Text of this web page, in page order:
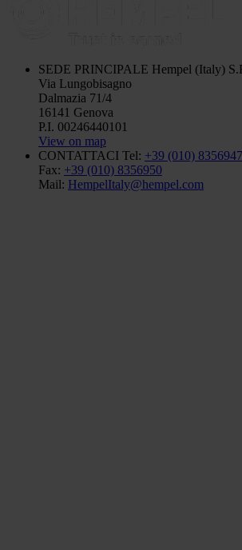
SEDE PRINCIPALE Hempel (Italy)
Via Lungobisagno
Dalmazia 71/4
16141 Genova
P.I. 00246440101
View on map
CONTATTACI Tel: +39 (010) 8356947
Fax: +39 (010) 8356950
Mail: HempelItaly@hempel.com